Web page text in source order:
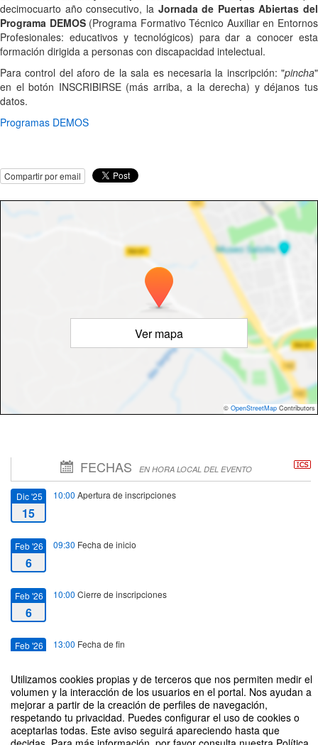
Utilizamos cookies propias y de terceros que nos permiten medir el
volumen y la interacción de los usuarios en el portal. Nos ayudan a
mejorar a partir de la creación de perfiles de navegación,
respetando tu privacidad. Puedes configurar el uso de cookies o
aceptarlas todas. Este aviso seguirá apareciendo hasta que
decimocuarto año consecutivo, la Jornada de Puertas Abiertas del
Programa DEMOS(Programa Formativo Técnico Auxiliar en Entornos
Profesionales: educativos y tecnológicos) para dar a conocer esta
formación dirigida a personas con discapacidad intelectual.
Para control del aforo de la sala es necesaria la inscripción: "pincha"
en el botón INSCRIBIRSE (más arriba, a la derecha) y déjanos tus
datos.
Programas DEMOS
Compartir por email
Ver mapa
© OpenStreetMap Contributors
FECHAS EN HORA LOCAL DEL EVENTO
Dic '25
15
10:00 Apertura de inscripciones
Feb '26
6
09:30 Fecha de inicio
Feb '26
6
10:00 Cierre de inscripciones
Feb '26 13:00 Fecha de fin